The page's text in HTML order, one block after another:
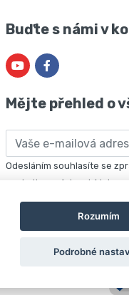
Buďte s námi v
Mějte přehled o
Email
Odesláním souhlasíte se
marketingových nabídek
697. Máte právo svůj
Rozumím
Podrobné